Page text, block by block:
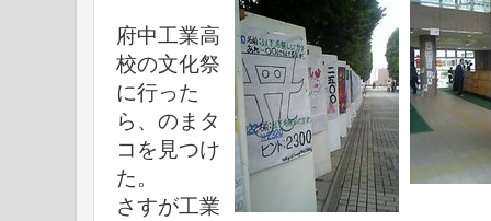
府中工業高
校の文化祭
に行った
ら、のまタ
コを見つけ
た。
さすが工業